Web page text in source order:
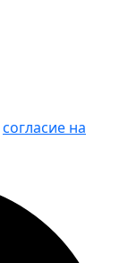
согласие на